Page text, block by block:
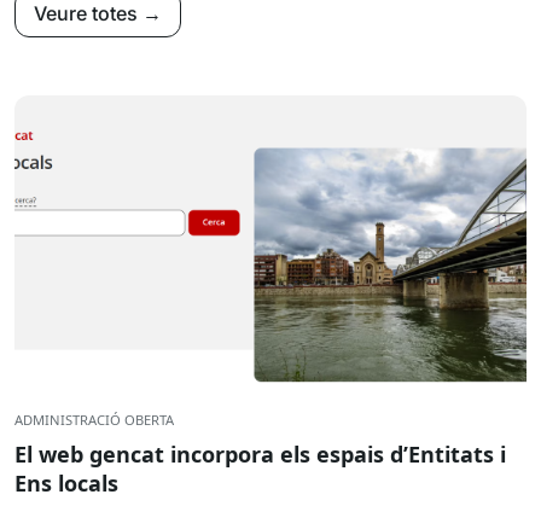
Veure totes →
ADMINISTRACIÓ OBERTA
El web gencat incorpora els espais d’Entitats i
Ens locals